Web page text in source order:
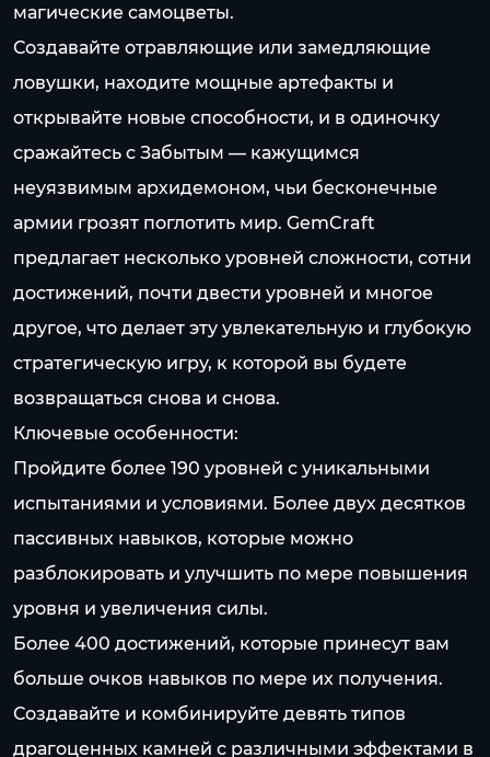
магические самоцветы.
Создавайте отравляющие или замедляющие
ловушки, находите мощные артефакты и
открывайте новые способности, и в одиночку
сражайтесь с Забытым — кажущимся
неуязвимым архидемоном, чьи бесконечные
армии грозят поглотить мир. GemCraft
предлагает несколько уровней сложности, сотни
достижений, почти двести уровней и многое
другое, что делает эту увлекательную и глубокую
стратегическую игру, к которой вы будете
возвращаться снова и снова.
Ключевые особенности:
Пройдите более 190 уровней с уникальными
испытаниями и условиями. Более двух десятков
пассивных навыков, которые можно
разблокировать и улучшить по мере повышения
уровня и увеличения силы.
Более 400 достижений, которые принесут вам
больше очков навыков по мере их получения.
Создавайте и комбинируйте девять типов
драгоценных камней с различными эффектами в